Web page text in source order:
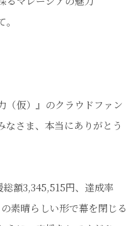
（仮）』のクラウドファン
なさま、本当にありがとう
額3,345,515円、達成率
素晴らしい形で幕を閉じる